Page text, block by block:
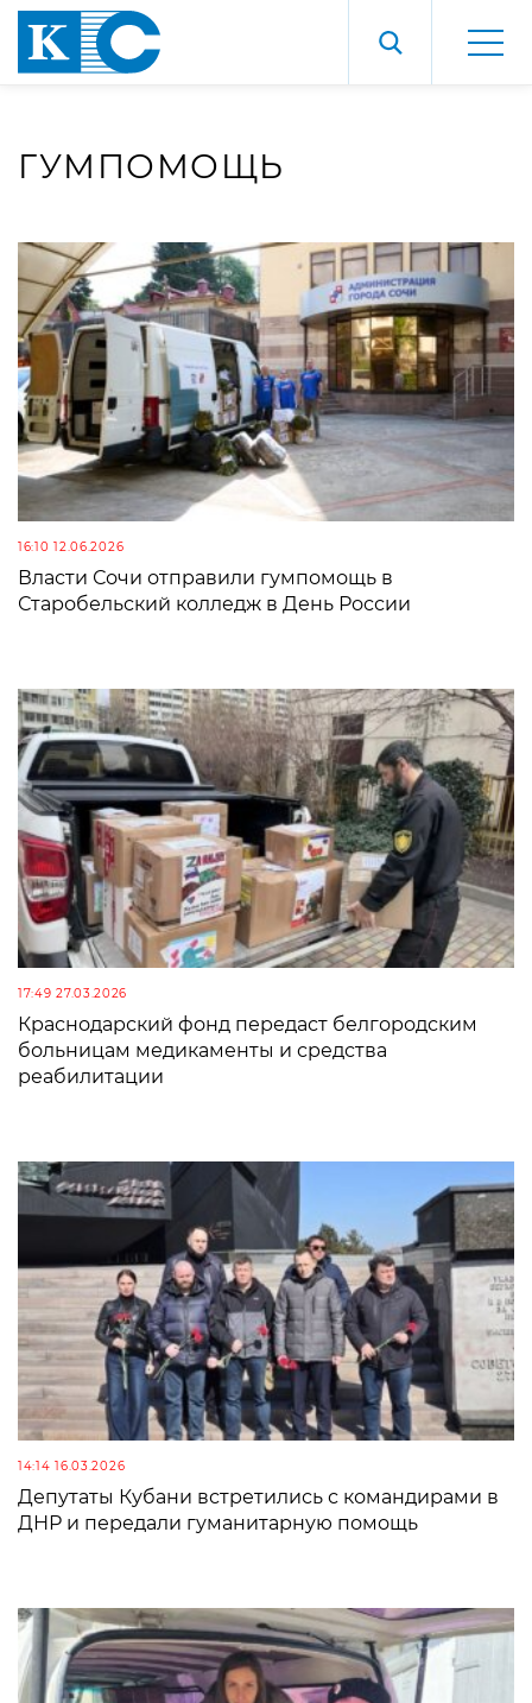
ГУМПОМОЩЬ
16:10 12.06.2026
Власти Сочи отправили гумпомощь в
Старобельский колледж в День России
17:49 27.03.2026
Краснодарский фонд передаст белгородским
больницам медикаменты и средства
реабилитации
14:14 16.03.2026
Депутаты Кубани встретились с командирами в
ДНР и передали гуманитарную помощь